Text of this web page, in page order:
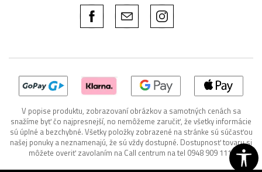
V popise produktu, zobrazovaní obrázkov a samotných cenách sa
snažíme byť čo najpresnejší, no nemôžeme zaručiť, že všetky informácie
sú úplné a bezchybné. Všetky položky zobrazené na stránke sú súčasťou
našej ponuky a neznamenajú, že sú vždy dostupné. Dostupnosť tovaru si
môžete overiť zavolaním na Call centrum na tel 0948 909 111.